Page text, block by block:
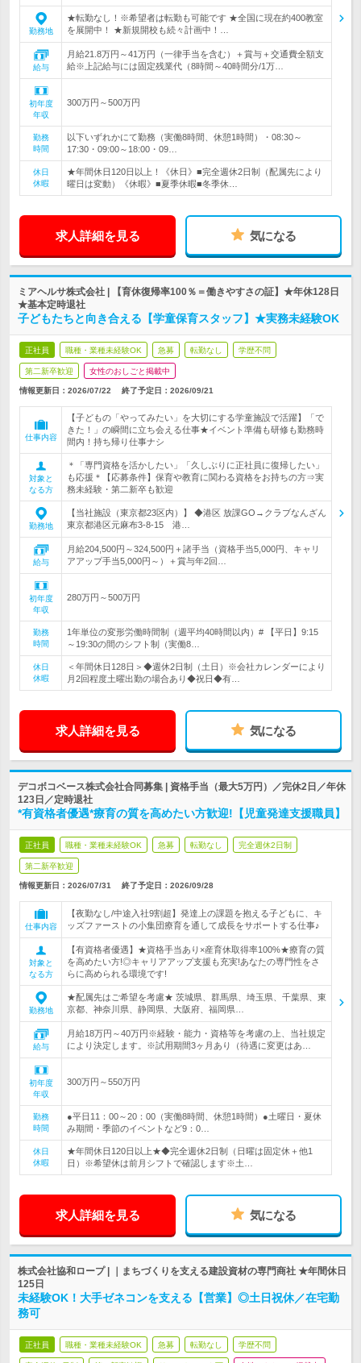
勤務地
★転勤なし！※希望者は転勤も可能です ★全国に現在約400教室
を展開中！ ★新規開校も続々計画中！…
給与
月給21.8万円～41万円（一律手当を含む）＋賞与＋交通費全額支
給※上記給与には固定残業代（8時間～40時間分/1万…
初年度
年収
300万円～500万円
勤務
時間
以下いずれかにて勤務（実働8時間、休憩1時間）・08:30～
17:30・09:00～18:00・09…
休日
休暇
★年間休日120日以上！《休日》■完全週休2日制（配属先により
曜日は変動）《休暇》■夏季休暇■冬季休…
求人詳細を見る 気になる
ミアヘルサ株式会社 | 【育休復帰率100％＝働きやすさの証】★年休128日
★基本定時退社
子どもたちと向き合える【学童保育スタッフ】★実務未経験OK
正社員 職種・業種未経験OK 急募 転勤なし 学歴不問
第二新卒歓迎 女性のおしごと掲載中
情報更新日：2026/07/22 終了予定日： 2026/09/21
仕事内容
【子どもの「やってみたい」を大切にする学童施設で活躍】「で
きた！」の瞬間に立ち会える仕事★イベント準備も研修も勤務時
間内！持ち帰り仕事ナシ
対象と
なる方
＊「専門資格を活かしたい」「久しぶりに正社員に復帰したい」
も応援＊【応募条件】保育や教育に関わる資格をお持ちの方⇒実
務未経験・第二新卒も歓迎
勤務地
【当社施設（東京都23区内）】 ◆港区 放課GO→クラブなんざん
東京都港区元麻布3-8-15 港…
給与
月給204,500円～324,500円＋諸手当（資格手当5,000円、キャリ
アアップ手当5,000円～）＋賞与年2回…
初年度
年収
280万円～500万円
勤務
時間
1年単位の変形労働時間制（週平均40時間以内）# 【平日】9:15
～19:30の間のシフト制（実働8…
休日
休暇
＜年間休日128日＞◆週休2日制（土日）※会社カレンダーにより
月2回程度土曜出勤の場合あり◆祝日◆有…
求人詳細を見る 気になる
デコボコベース株式会社合同募集 | 資格手当（最大5万円）／完休2日／年休
123日／定時退社
*有資格者優遇*療育の質を高めたい方歓迎!【児童発達支援職員】
正社員 職種・業種未経験OK 急募 転勤なし 完全週休2日制
第二新卒歓迎
情報更新日：2026/07/31 終了予定日： 2026/09/28
仕事内容
【夜勤なし/中途入社9割超】発達上の課題を抱える子どもに、キ
ッズファーストの小集団療育を通して成長をサポートする仕事♪
対象と
なる方
【有資格者優遇】★資格手当あり×産育休取得率100%★療育の質
を高めたい方!◎キャリアアップ支援も充実!あなたの専門性をさ
らに高められる環境です!
勤務地
★配属先はご希望を考慮★ 茨城県、群馬県、埼玉県、千葉県、東
京都、神奈川県、静岡県、大阪府、福岡県…
給与
月給18万円～40万円※経験・能力・資格等を考慮の上、当社規定
により決定します。※試用期間3ヶ月あり（待遇に変更はあ…
初年度
年収
300万円～550万円
勤務
時間
●平日11：00～20：00（実働8時間、休憩1時間）●土曜日・夏休
み期間・季節のイベントなど9：0…
休日
休暇
★年間休日120日以上★◆完全週休2日制（日曜は固定休＋他1
日）※希望休は前月シフトで確認します※土…
求人詳細を見る 気になる
株式会社協和ロープ | ｜まちづくりを支える建設資材の専門商社 ★年間休日
125日
未経験OK！大手ゼネコンを支える【営業】◎土日祝休／在宅勤
務可
正社員 職種・業種未経験OK 急募 転勤なし 学歴不問